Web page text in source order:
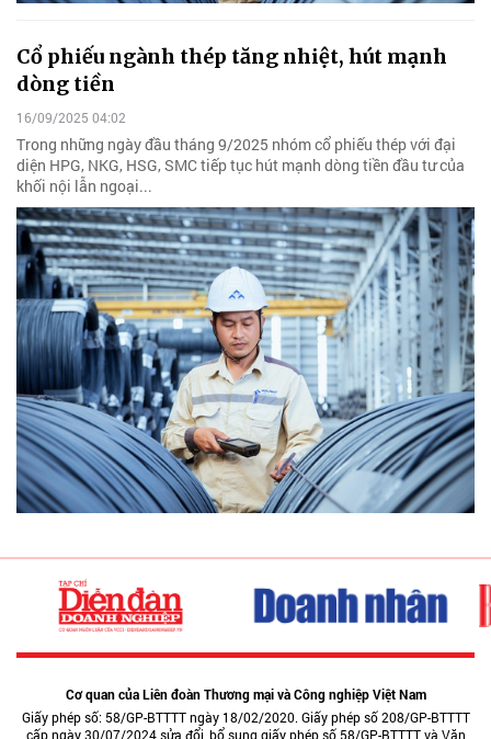
Cổ phiếu ngành thép tăng nhiệt, hút mạnh
dòng tiền
16/09/2025 04:02
Trong những ngày đầu tháng 9/2025 nhóm cổ phiếu thép với đại
diện HPG, NKG, HSG, SMC tiếp tục hút mạnh dòng tiền đầu tư của
khối nội lẫn ngoại...
Cơ quan của Liên đoàn Thương mại và Công nghiệp Việt Nam
Giấy phép số: 58/GP-BTTTT ngày 18/02/2020. Giấy phép số 208/GP-BTTTT
cấp ngày 30/07/2024 sửa đổi, bổ sung giấy phép số 58/GP-BTTTT và Văn